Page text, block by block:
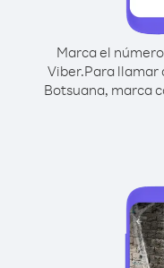
Marca el
Viber.Para llamar
Botsuana, marca